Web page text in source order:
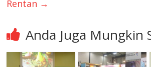
Rentan →
Anda Juga Mungkin